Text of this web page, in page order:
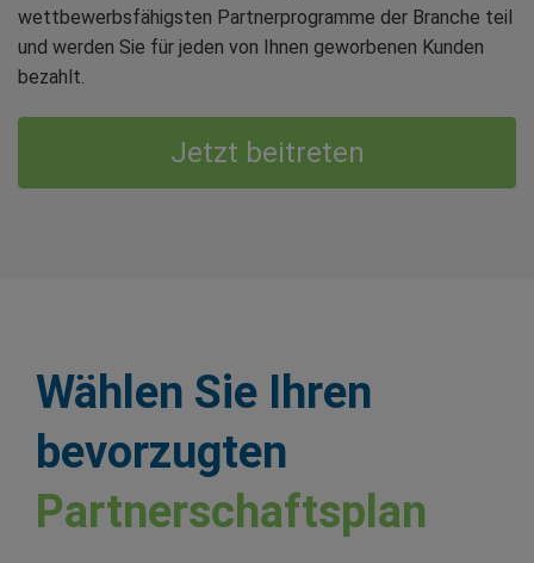
wettbewerbsfähigsten Partnerprogramme der Branche teil
und werden Sie für jeden von Ihnen geworbenen Kunden
bezahlt.
Jetzt beitreten
Wählen Sie Ihren
bevorzugten
Partnerschaftsplan